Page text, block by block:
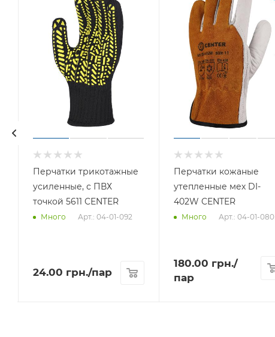
Перчатки трикотажные
усиленные, с ПВХ
точкой 5611 CENTER
Много Арт.: 04-01-092
24.00 грн./пар
Перчатки кожаные
утепленные мех DI-
402W CENTER
Много Арт.: 04-01-080
180.00 грн./
пар